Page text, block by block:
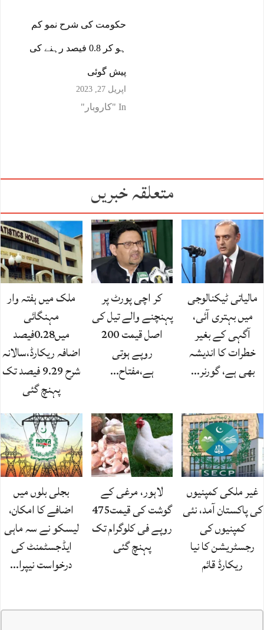
حکومت کی شرح نمو کم
ہو کر 0.8 فیصد رہنے کی
پیش گوئی
اپریل 27, 2023
In "کاروبار"
متعلقہ خبریں
مالیاتی ٹیکنالوجی
میں بہتری آئی،
آگہی کے بغیر
خطرات کا اندیشہ
بھی ہے، گورنر…
کر اچی پورٹ پر
پہنچنے والے تیل کی
اصل قیمت 200
روپے ہوتی
ہے،مفتاح…
ملک میں ہفتہ وار
مہنگائی
میں0.28فیصد
اضافہ ریکارڈ،سالانہ
شرح 9.29 فیصد تک
پہنچ گئی
غیر ملکی کمپنیوں
کی پاکستان آمد، نئی
کمپنیوں کی
رجسٹریشن کا نیا
ریکارڈ قائم
لاہور، مرغی کے
گوشت کی قیمت475
روپے فی کلوگرام تک
پہنچ گئی
بجلی بلوں میں
اضافے کا امکان،
لیسکو نے سہ ماہی
ایڈجسٹمنٹ کی
درخواست نیپرا…